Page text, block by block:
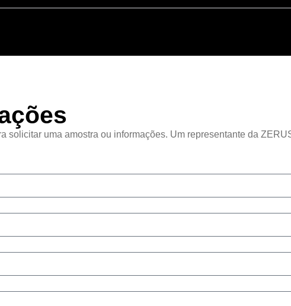
solicitar uma amostra ou informações. Um representante da